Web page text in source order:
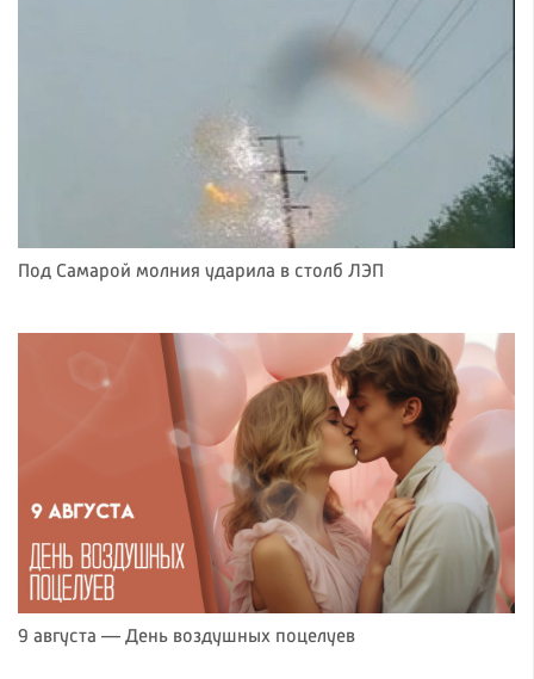
Под Самарой молния ударила в столб ЛЭП
9 августа — День воздушных поцелуев